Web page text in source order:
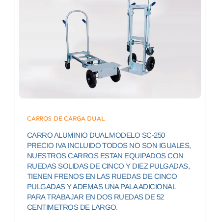
CARROS DE CARGA DUAL
CARRO ALUMINIO DUAL MODELO SC-250
PRECIO IVA INCLUIDO TODOS NO SON IGUALES,
NUESTROS CARROS ESTAN EQUIPADOS CON
RUEDAS SOLIDAS DE CINCO Y DIEZ PULGADAS,
TIENEN FRENOS EN LAS RUEDAS DE CINCO
PULGADAS Y ADEMAS UNA PALA ADICIONAL
PARA TRABAJAR EN DOS RUEDAS DE 52
CENTIMETROS DE LARGO.